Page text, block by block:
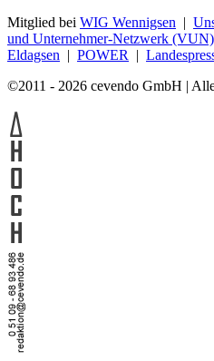
Mitglied bei WIG Wennigsen |
und Unternehmer-Netzwerk (VUN)
Eldagsen | POWER |
©2011 - 2026 cevendo GmbH |